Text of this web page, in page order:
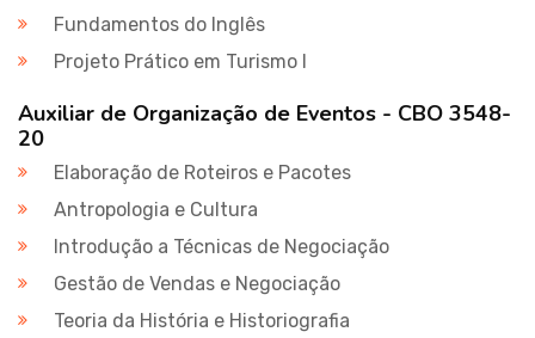
Fundamentos do Inglês
Projeto Prático em Turismo I
Auxiliar de Organização de Eventos - CBO 3548-
20
Elaboração de Roteiros e Pacotes
Antropologia e Cultura
Introdução a Técnicas de Negociação
Gestão de Vendas e Negociação
Teoria da História e Historiografia